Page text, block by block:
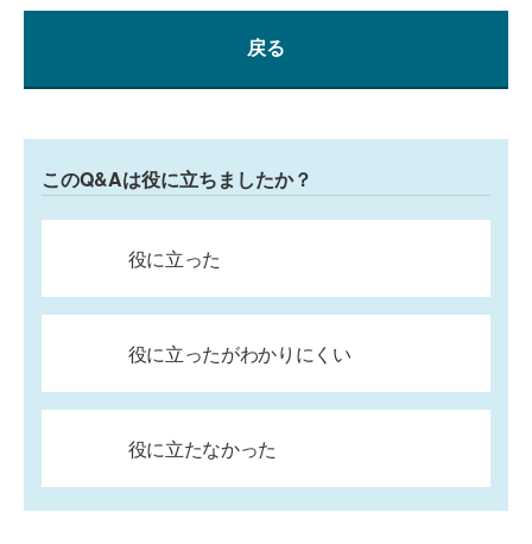
戻る
このQ&Aは役に立ちましたか？
役に立った
役に立ったがわかりにくい
役に立たなかった